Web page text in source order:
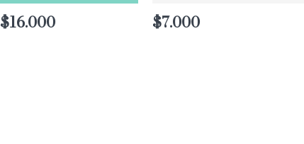
$16.000Rango
$7.000